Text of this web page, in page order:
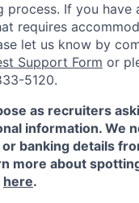
process. If you have
requires
let us know by
Support Form or
5120.
as recruiters
information. We
banking details
more about
here.